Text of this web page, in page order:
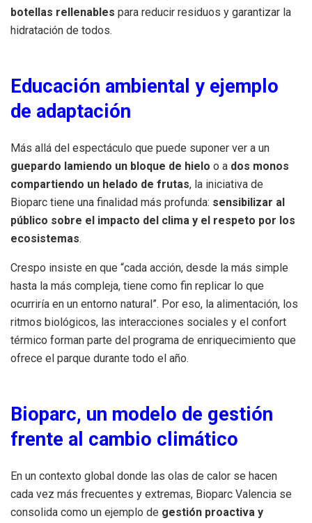
botellas rellenables para reducir residuos y garantizar la
hidratación de todos.
Educación ambiental y ejemplo
de adaptación
Más allá del espectáculo que puede suponer ver a un
guepardo lamiendo un bloque de hielo o a dos monos
compartiendo un helado de frutas, la iniciativa de
Bioparc tiene una finalidad más profunda: sensibilizar al
público sobre el impacto del clima y el respeto por los
ecosistemas.
Crespo insiste en que “cada acción, desde la más simple
hasta la más compleja, tiene como fin replicar lo que
ocurriría en un entorno natural”. Por eso, la alimentación, los
ritmos biológicos, las interacciones sociales y el confort
térmico forman parte del programa de enriquecimiento que
ofrece el parque durante todo el año.
Bioparc, un modelo de gestión
frente al cambio climático
En un contexto global donde las olas de calor se hacen
cada vez más frecuentes y extremas, Bioparc Valencia se
consolida como un ejemplo de gestión proactiva y